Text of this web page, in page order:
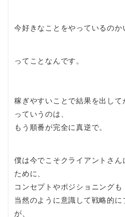
今好きなことをやっているのか
ってことなんです。
稼ぎやすいことで結果を出して
っていうのは、
もう順番が完全に真逆で。
僕は今でこそクライアントさん
ために、
コンセプトやポジショニングも
当然のように意識して戦略的
が、